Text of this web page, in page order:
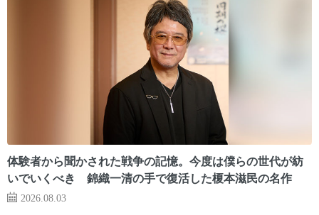
体験者から聞かされた戦争の記憶。今度は僕らの世代が紡
いでいくべき 錦織一清の手で復活した榎本滋民の名作
2026.08.03